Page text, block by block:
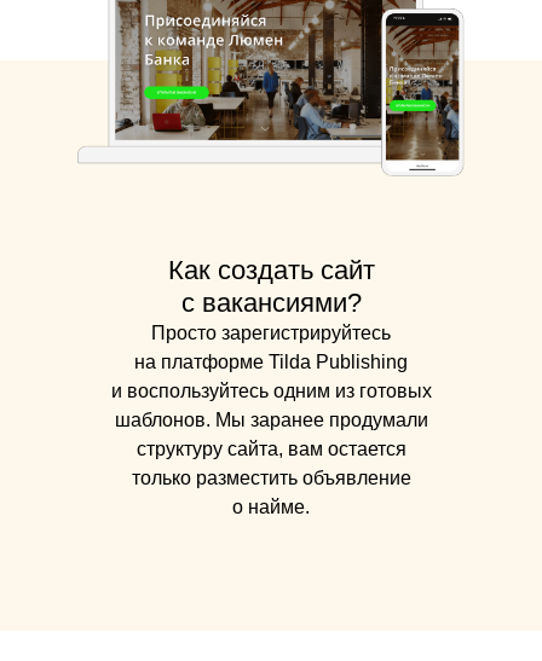
Как создать сайт
с вакансиями?
Просто зарегистрируйтесь
на платформе Tilda Publishing
и воспользуйтесь одним из готовых
шаблонов. Мы заранее продумали
структуру сайта, вам остается
только разместить объявление
о найме.